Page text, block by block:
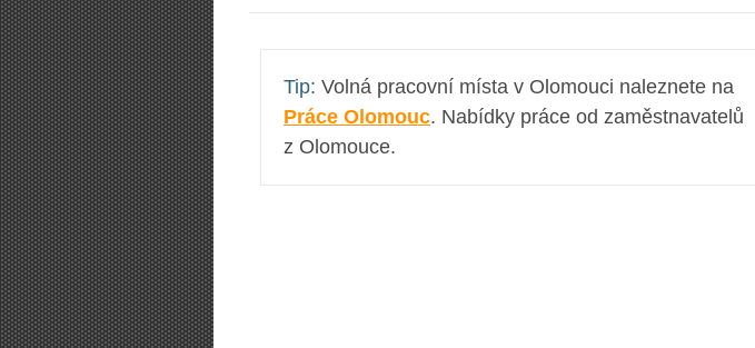
Tip: Volná pracovní místa v Olomouci naleznete na
Práce Olomouc. Nabídky práce od zaměstnavatelů
z Olomouce.